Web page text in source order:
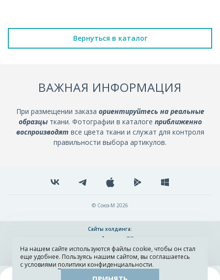
Вернуться в каталог
ВАЖНАЯ ИНФОРМАЦИЯ
При размещении заказа ориентируйтесь на реальные
образцыткани. Фотографии в каталоге приближенно
воспроизводят все цвета ткани и служат для контроля
правильности выбора артикулов.
© Союз-М 2026
Сайты холдинга:
Разработка и поддержка сайта ADN
На нашем сайте используются файлы cookie, чтобы он стал
еще удобнее. Пользуясь нашим сайтом, вы соглашаетесь
с условиями политики конфиденциальности.